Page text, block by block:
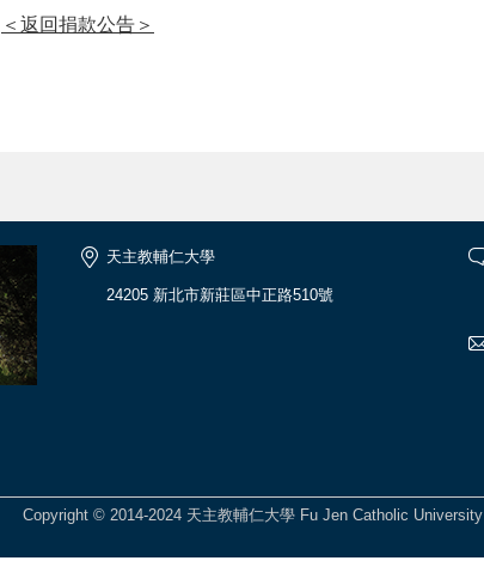
＜返回捐款公告＞
天主教輔仁大學
24205 新北市新莊區中正路510號
Copyright © 2014-2024 天主教輔仁大學 Fu Jen Catholic University